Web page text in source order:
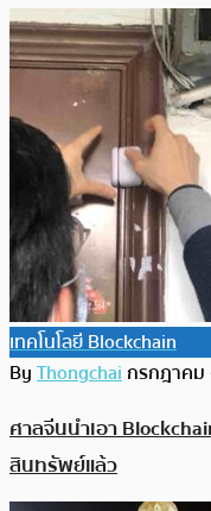
เทคโนโลยี Blockchain
ByThongchaiกรกฎาคม
ศาลจีนนำเอา
สินทรัพย์แล้ว